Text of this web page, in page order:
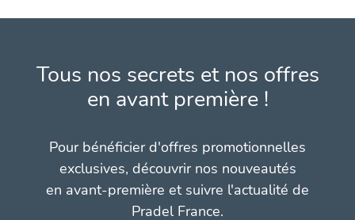
Tous nos secrets et nos offres
en avant première !
Pour bénéficier d'offres promotionnelles
exclusives, découvrir nos nouveautés
en avant-première et suivre l'actualité de
Pradel France.